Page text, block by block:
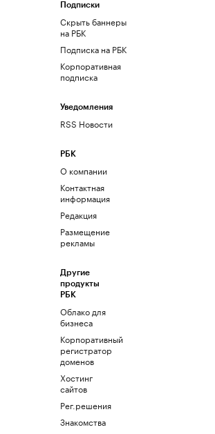
Подписки
Скрыть баннеры
на РБК
Подписка на РБК
Корпоративная
подписка
Уведомления
RSS Новости
РБК
О компании
Контактная
информация
Редакция
Размещение
рекламы
Другие
продукты
РБК
Облако для
бизнеса
Корпоративный
регистратор
доменов
Хостинг
сайтов
Рег.решения
Знакомства